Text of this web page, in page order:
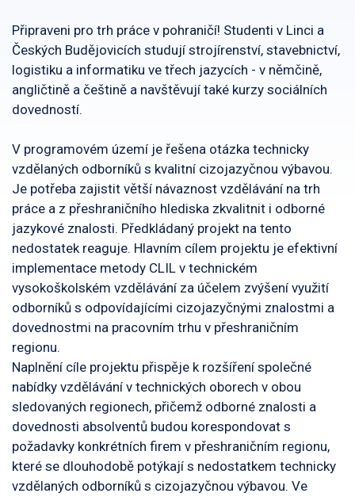
Připraveni pro trh práce v pohraničí! Studenti v Linci a
Českých Budějovicích studují strojírenství, stavebnictví,
logistiku a informatiku ve třech jazycích - v němčině,
angličtině a češtině a navštěvují také kurzy sociálních
dovedností.
V programovém území je řešena otázka technicky
vzdělaných odborníků s kvalitní cizojazyčnou výbavou.
Je potřeba zajistit větší návaznost vzdělávání na trh
práce a z přeshraničního hlediska zkvalitnit i odborné
jazykové znalosti. Předkládaný projekt na tento
nedostatek reaguje. Hlavním cílem projektu je efektivní
implementace metody CLIL v technickém
vysokoškolském vzdělávání za účelem zvýšení využití
odborníků s odpovídajícími cizojazyčnými znalostmi a
dovednostmi na pracovním trhu v přeshraničním
regionu.
Naplnění cíle projektu přispěje k rozšíření společné
nabídky vzdělávání v technických oborech v obou
sledovaných regionech, přičemž odborné znalosti a
dovednosti absolventů budou korespondovat s
požadavky konkrétních firem v přeshraničním regionu,
které se dlouhodobě potýkají s nedostatkem technicky
vzdělaných odborníků s cizojazyčnou výbavou. Ve